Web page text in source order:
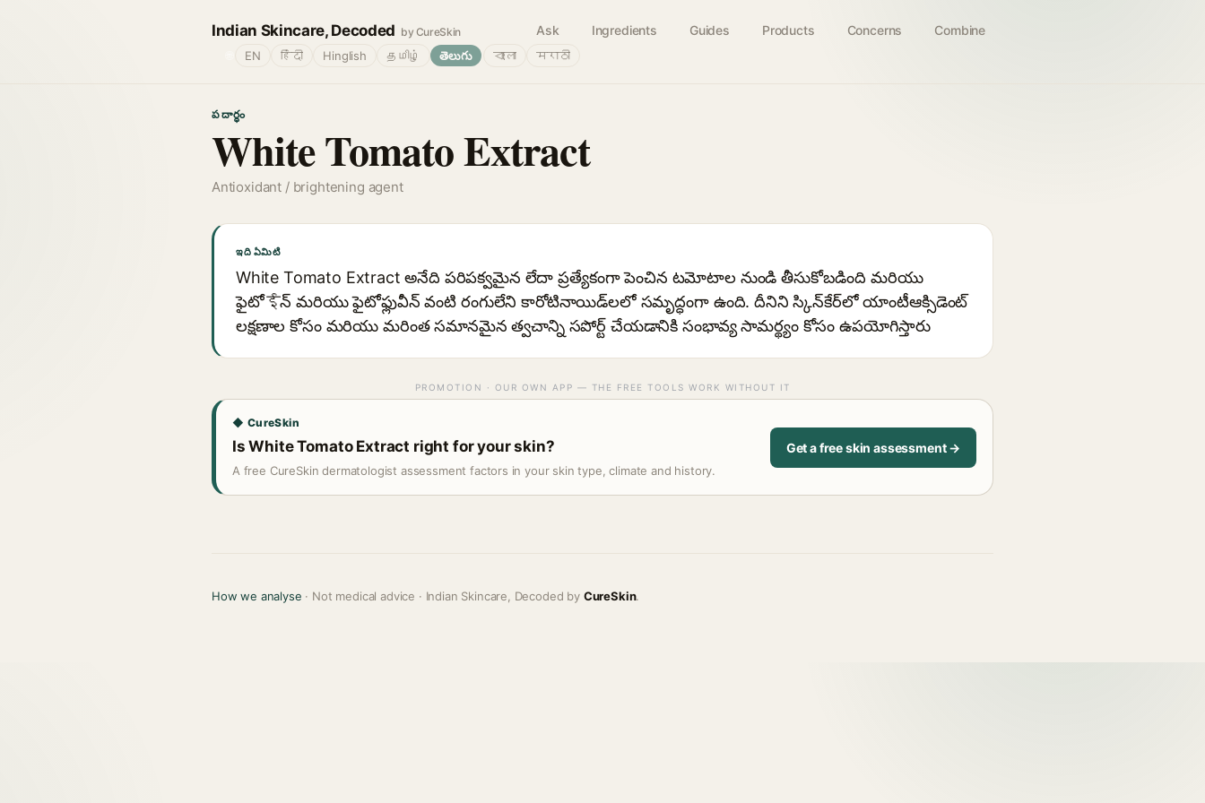
Indian Skincare, Decoded by CureSkin Ask Ingredients Guides Products Concerns Combine
EN हिंदी Hinglish தமிழ் తెలుగు বাংলা मराठी
పదార్థం
White Tomato Extract
Antioxidant / brightening agent
ఇది ఏమిటి
White Tomato Extract అనేది పరిపక్వమైన లేదా ప్రత్యేకంగా పెంచిన టమోటాల నుండి తీసుకోబడింది మరియు
ఫైటోईన్ మరియు ఫైటోఫ్లువీన్ వంటి రంగులేని కారోటినాయిడ్‌లలో సమృద్ధంగా ఉంది. దీనిని స్కిన్‌కేర్‌లో యాంటీఆక్సిడెంట్
లక్షణాల కోసం మరియు మరింత సమానమైన త్వచాన్ని సపోర్ట్ చేయడానికి సంభావ్య సామర్థ్యం కోసం ఉపయోగిస్తారు
PROMOTION · OUR OWN APP — THE FREE TOOLS WORK WITHOUT IT
◆ CureSkin
Is White Tomato Extract right for your skin?
A free CureSkin dermatologist assessment factors in your skin type, climate and history.
Get a free skin assessment →
How we analyse · Not medical advice · Indian Skincare, Decoded by CureSkin.